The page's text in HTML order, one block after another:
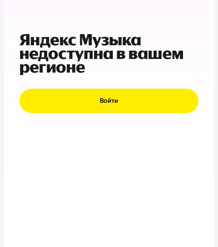
Яндекс Музыка
недоступна в вашем
регионе
Войти